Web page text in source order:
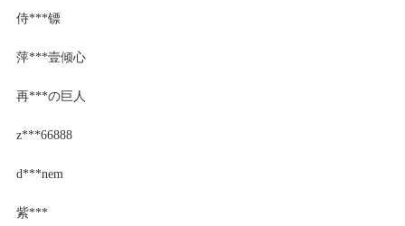
侍***镖
萍***壹倾心
再***の巨人
z***66888
d***nem
紫***